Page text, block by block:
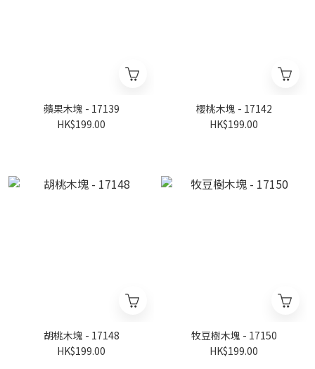
蘋果木塊 - 17139
HK$199.00
櫻桃木塊 - 17142
HK$199.00
胡桃木塊 - 17148
HK$199.00
牧豆樹木塊 - 17150
HK$199.00